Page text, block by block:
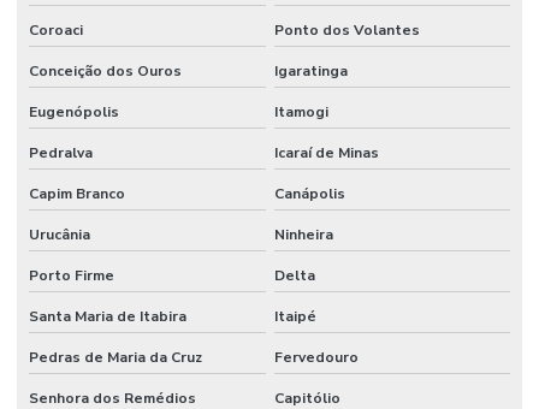
Coroaci Ponto dos Volantes
Conceição dos Ouros Igaratinga
Eugenópolis Itamogi
Pedralva Icaraí de Minas
Capim Branco Canápolis
Urucânia Ninheira
Porto Firme Delta
Santa Maria de Itabira Itaipé
Pedras de Maria da Cruz Fervedouro
Senhora dos Remédios Capitólio